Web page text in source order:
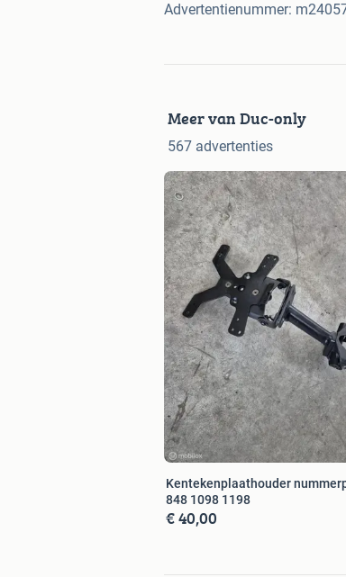
Advertentienummer:
Meer van Duc-only
567 advertenties
Kentekenplaathouder
848 1098 1198
€ 40,00